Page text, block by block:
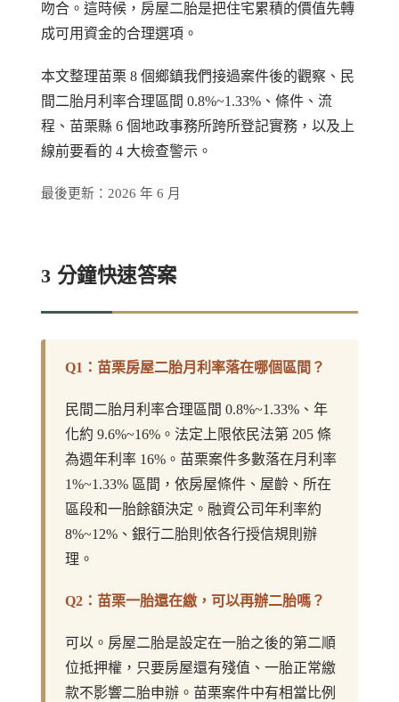
吻合。這時候，房屋二胎是把住宅累積的價值先轉
成可用資金的合理選項。
本文整理苗栗 8 個鄉鎮我們接過案件後的觀察、民
間二胎月利率合理區間 0.8%~1.33%、條件、流
程、苗栗縣 6 個地政事務所跨所登記實務，以及上
線前要看的 4 大檢查警示。
最後更新：2026 年 6 月
3 分鐘快速答案
Q1：苗栗房屋二胎月利率落在哪個區間？
民間二胎月利率合理區間 0.8%~1.33%、年
化約 9.6%~16%。法定上限依民法第 205 條
為週年利率 16%。苗栗案件多數落在月利率
1%~1.33% 區間，依房屋條件、屋齡、所在
區段和一胎餘額決定。融資公司年利率約
8%~12%、銀行二胎則依各行授信規則辦
理。
Q2：苗栗一胎還在繳，可以再辦二胎嗎？
可以。房屋二胎是設定在一胎之後的第二順
位抵押權，只要房屋還有殘值、一胎正常繳
款不影響二胎申辦。苗栗案件中有相當比例